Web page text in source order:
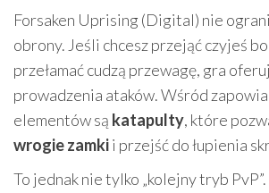
Forsaken Uprising (Digital) nie
obrony. Jeśli chcesz przejąć czyjeś
przełamać cudzą przewagę, gra
prowadzenia ataków. Wśród
elementów są katapulty, które
wrogie zamkii przejść do łupienia
To jednak nie tylko „kolejny tryb